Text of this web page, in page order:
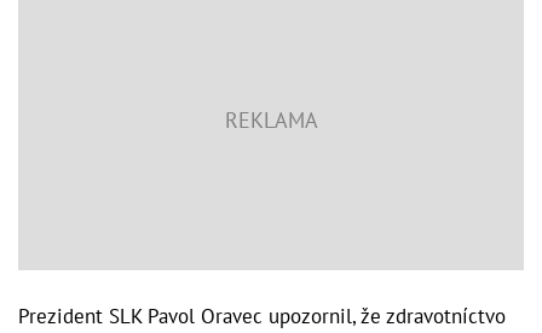
Prezident SLK Pavol Oravec upozornil, že zdravotníctvo